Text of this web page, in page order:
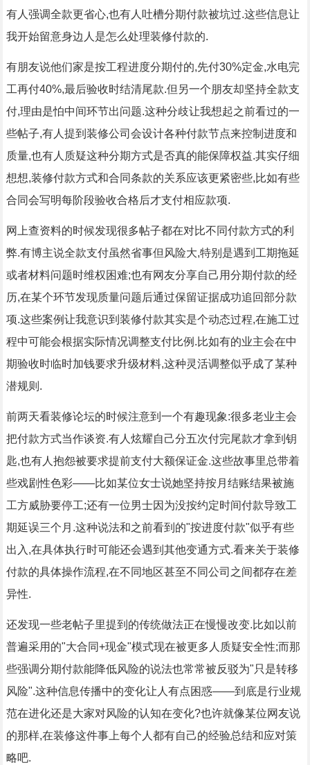
有人强调全款更省心,也有人吐槽分期付款被坑过.这些信息让
我开始留意身边人是怎么处理装修付款的.
有朋友说他们家是按工程进度分期付的,先付30%定金,水电完
工再付40%,最后验收时结清尾款.但另一个朋友却坚持全款支
付,理由是怕中间环节出问题.这种分歧让我想起之前看过的一
些帖子,有人提到装修公司会设计各种付款节点来控制进度和
质量,也有人质疑这种分期方式是否真的能保障权益.其实仔细
想想,装修付款方式和合同条款的关系应该更紧密些,比如有些
合同会写明每阶段验收合格后才支付相应款项.
网上查资料的时候发现很多帖子都在对比不同付款方式的利
弊.有博主说全款支付虽然省事但风险大,特别是遇到工期拖延
或者材料问题时维权困难;也有网友分享自己用分期付款的经
历,在某个环节发现质量问题后通过保留证据成功追回部分款
项.这些案例让我意识到装修付款其实是个动态过程,在施工过
程中可能会根据实际情况调整支付比例.比如有的业主会在中
期验收时临时加钱要求升级材料,这种灵活调整似乎成了某种
潜规则.
前两天看装修论坛的时候注意到一个有趣现象:很多老业主会
把付款方式当作谈资.有人炫耀自己分五次付完尾款才拿到钥
匙,也有人抱怨被要求提前支付大额保证金.这些故事里总带着
些戏剧性色彩——比如某位女士说她坚持按月结账结果被施
工方威胁要停工;还有一位男士因为没按约定时间付款导致工
期延误三个月.这种说法和之前看到的"按进度付款"似乎有些
出入,在具体执行时可能还会遇到其他变通方式.看来关于装修
付款的具体操作流程,在不同地区甚至不同公司之间都存在差
异性.
还发现一些老帖子里提到的传统做法正在慢慢改变.比如以前
普遍采用的"大合同+现金"模式现在被更多人质疑安全性;而那
些强调分期付款能降低风险的说法也常常被反驳为"只是转移
风险".这种信息传播中的变化让人有点困惑——到底是行业规
范在进化还是大家对风险的认知在变化?也许就像某位网友说
的那样,在装修这件事上每个人都有自己的经验总结和应对策
略吧.